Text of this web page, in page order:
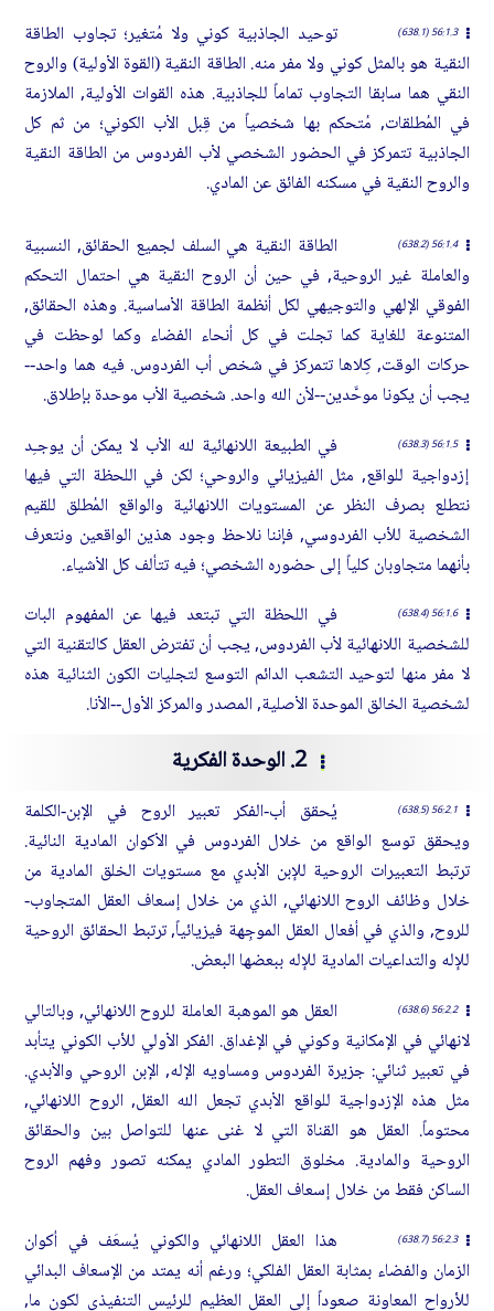
56:1.3 (638.1)
توحيد الجاذبية كوني ولا مُتغير؛ تجاوب الطاقة
النقية هو بالمثل كوني ولا مفر منه. الطاقة النقية (القوة الأولية) والروح
النقي هما سابقا التجاوب تماماً للجاذبية. هذه القوات الأولية, الملازمة
في المُطلقات, مُتحكم بها شخصياً من قِبل الأب الكوني؛ من ثم كل
الجاذبية تتمركز في الحضور الشخصي لأب الفردوس من الطاقة النقية
والروح النقية في مسكنه الفائق عن المادي.
56:1.4 (638.2)
الطاقة النقية هي السلف لجميع الحقائق, النسبية
والعاملة غير الروحية, في حين أن الروح النقية هي احتمال التحكم
الفوقي الإلهي والتوجيهي لكل أنظمة الطاقة الأساسية. وهذه الحقائق,
المتنوعة للغاية كما تجلت في كل أنحاء الفضاء وكما لوحظت في
حركات الوقت, كِلاها تتمركز في شخص أب الفردوس. فيه هما واحد--
يجب أن يكونا موحَّدين--لأن الله واحد. شخصية الأب موحدة بإطلاق.
56:1.5 (638.3)
في الطبيعة اللانهائية لله الأب لا يمكن أن يوجـِد
إزدواجية للواقع, مثل الفيزيائي والروحي؛ لكن في اللحظة التي فيها
نتطلع بصرف النظر عن المستويات اللانهائية والواقع المُطلق للقيم
الشخصية للأب الفردوسي, فإننا نلاحظ وجود هذين الواقعين ونتعرف
بأنهما متجاوبان كلياً إلى حضوره الشخصي؛ فيه تتألف كل الأشياء.
56:1.6 (638.4)
في اللحظة التي تبتعد فيها عن المفهوم البات
للشخصية اللانهائية لأب الفردوس, يجب أن تفترض العقل كالتقنية التي
لا مفر منها لتوحيد التشعب الدائم التوسع لتجليات الكون الثنائية هذه
لشخصية الخالق الموحدة الأصلية, المصدر والمركز الأول--الأنا.
2. الوحدة الفكرية
56:2.1 (638.5)
يُحقق أب-الفكر تعبير الروح في الإبن-الكلمة
ويحقق توسع الواقع من خلال الفردوس في الأكوان المادية النائية.
ترتبط التعبيرات الروحية للإبن الأبدي مع مستويات الخلق المادية من
خلال وظائف الروح اللانهائي, الذي من خلال إسعاف العقل المتجاوب-
للروح, والذي في أفعال العقل الموجِهة فيزيائياً, ترتبط الحقائق الروحية
للإله والتداعيات المادية للإله ببعضها البعض.
56:2.2 (638.6)
العقل هو الموهبة العاملة للروح اللانهائي, وبالتالي
لانهائي في الإمكانية وكوني في الإغداق. الفكر الأولي للأب الكوني يتأبد
في تعبير ثنائي: جزيرة الفردوس ومساويه الإله, الإبن الروحي والأبدي.
مثل هذه الإزدواجية للواقع الأبدي تجعل الله العقل, الروح اللانهائي,
محتوماً. العقل هو القناة التي لا غنى عنها للتواصل بين والحقائق
الروحية والمادية. مخلوق التطور المادي يمكنه تصور وفهم الروح
الساكن فقط من خلال إسعاف العقل.
56:2.3 (638.7)
هذا العقل اللانهائي والكوني يُسعَف في أكوان
الزمان والفضاء بمثابة العقل الفلكي؛ ورغم أنه يمتد من الإسعاف البدائي
للأرواح المعاونة صعوداً إلى العقل العظيم للرئيس التنفيذي لكون ما,